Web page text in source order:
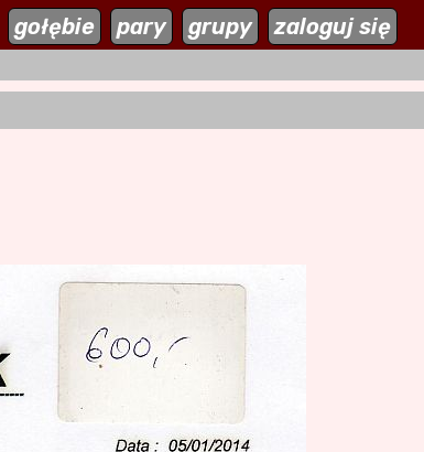
stronę zaloguj się
gołębie pary grupy zaloguj się